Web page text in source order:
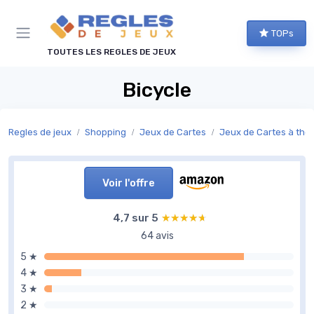
TOUTES LES REGLES DE JEUX
TOPs
Bicycle
Regles de jeux Shopping Jeux de Cartes Jeux de Cartes à
Voir l'offre
4,7 sur 5 ★★★★★
★★★★★
64 avis
5 ★
4 ★
3 ★
2 ★